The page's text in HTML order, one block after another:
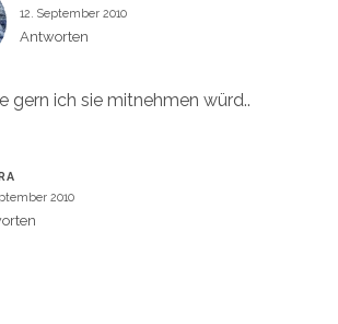
12. September 2010
Antworten
gern ich sie mitnehmen würd..
2010